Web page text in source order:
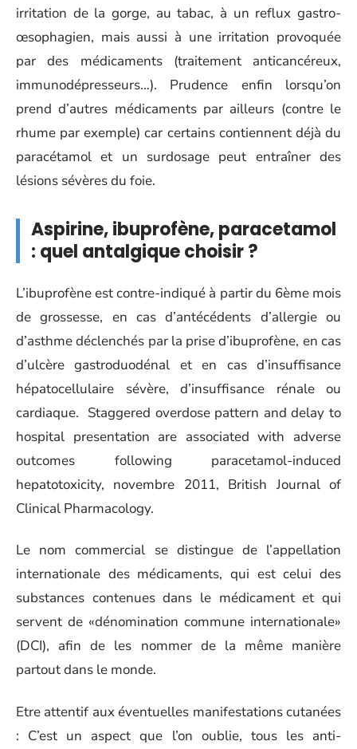
irritation de la gorge, au tabac, à un reflux gastro-
œsophagien, mais aussi à une irritation provoquée
par des médicaments (traitement anticancéreux,
immunodépresseurs…). Prudence enfin lorsqu’on
prend d’autres médicaments par ailleurs (contre le
rhume par exemple) car certains contiennent déjà du
paracétamol et un surdosage peut entraîner des
lésions sévères du foie.
Aspirine, ibuprofène, paracetamol
: quel antalgique choisir ?
L’ibuprofène est contre-indiqué à partir du 6ème mois
de grossesse, en cas d’antécédents d’allergie ou
d’asthme déclenchés par la prise d’ibuprofène, en cas
d’ulcère gastroduodénal et en cas d’insuffisance
hépatocellulaire sévère, d’insuffisance rénale ou
cardiaque. Staggered overdose pattern and delay to
hospital presentation are associated with adverse
outcomes following paracetamol-induced
hepatotoxicity, novembre 2011, British Journal of
Clinical Pharmacology.
Le nom commercial se distingue de l’appellation
internationale des médicaments, qui est celui des
substances contenues dans le médicament et qui
servent de «dénomination commune internationale»
(DCI), afin de les nommer de la même manière
partout dans le monde.
Etre attentif aux éventuelles manifestations cutanées
: C’est un aspect que l’on oublie, tous les anti-